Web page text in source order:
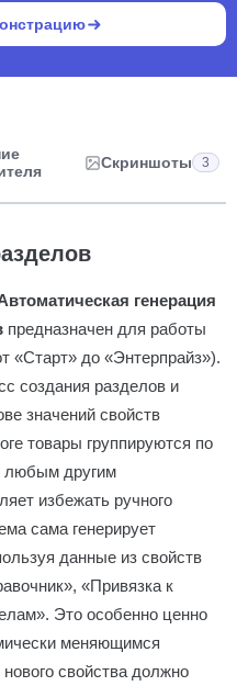
Скриншоты 3
генерация
предназначен для работы
«Старт» до «Энтерпрайз»).
создания разделов и
значений свойств
товары группируются по
любым другим
избежать ручного
сама генерирует
данные из свойств
«Привязка к
Это особенно ценно
меняющимся
свойства должно